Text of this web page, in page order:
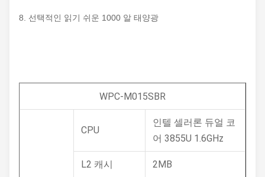
8. 선택적인 읽기 쉬운 1000 알 태양광
WPC-M015SBR
CPU
인텔 셀러론 듀얼 코
어 3855U 1.6GHz
L2 캐시 2MB